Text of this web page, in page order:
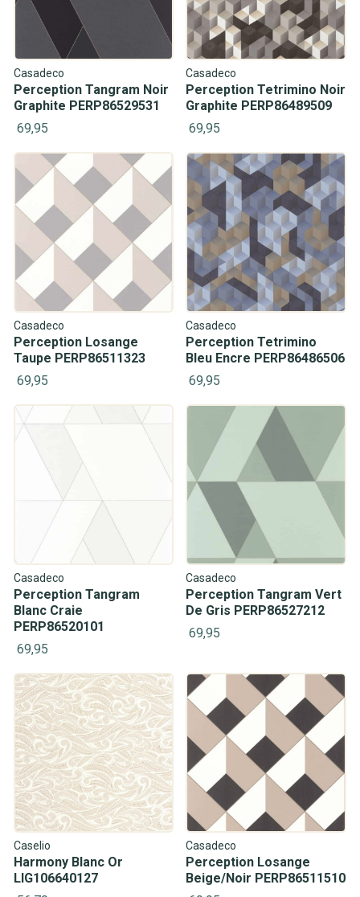
Casadeco
Perception Tangram Noir
Graphite PERP86529531
69,95
Casadeco
Perception Tetrimino Noir
Graphite PERP86489509
69,95
Casadeco
Perception Losange
Taupe PERP86511323
69,95
Casadeco
Perception Tetrimino
Bleu Encre PERP86486506
69,95
Casadeco
Perception Tangram
Blanc Craie
PERP86520101
69,95
Casadeco
Perception Tangram Vert
De Gris PERP86527212
69,95
Caselio
Harmony Blanc Or
LIG106640127
Casadeco
Perception Losange
Beige/Noir PERP86511510